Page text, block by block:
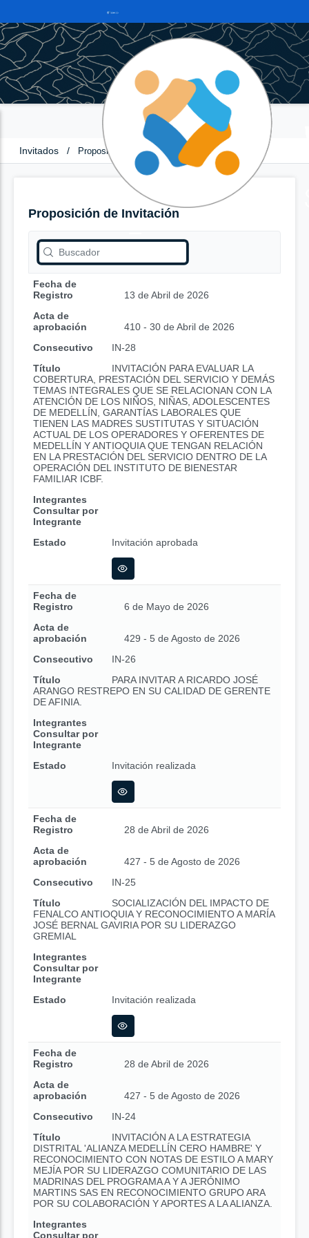
Invitados / Proposición de Invitación
Proposición de Invitación
Fecha de
Registro
13 de Abril de 2026
Acta de
aprobación
410 - 30 de Abril de 2026
Consecutivo
IN-28
Título
INVITACIÓN PARA EVALUAR LA
COBERTURA, PRESTACIÓN DEL SERVICIO Y DEMÁS
TEMAS INTEGRALES QUE SE RELACIONAN CON LA
ATENCIÓN DE LOS NIÑOS, NIÑAS, ADOLESCENTES
DE MEDELLÍN, GARANTÍAS LABORALES QUE
TIENEN LAS MADRES SUSTITUTAS Y SITUACIÓN
ACTUAL DE LOS OPERADORES Y OFERENTES DE
MEDELLÍN Y ANTIOQUIA QUE TENGAN RELACIÓN
EN LA PRESTACIÓN DEL SERVICIO DENTRO DE LA
OPERACIÓN DEL INSTITUTO DE BIENESTAR
FAMILIAR ICBF.
Integrantes
Consultar por
Integrante
Estado
Invitación aprobada
Fecha de
Registro
6 de Mayo de 2026
Acta de
aprobación
429 - 5 de Agosto de 2026
Consecutivo
IN-26
Título
PARA INVITAR A RICARDO JOSÉ
ARANGO RESTREPO EN SU CALIDAD DE GERENTE
DE AFINIA.
Integrantes
Consultar por
Integrante
Estado
Invitación realizada
Fecha de
Registro
28 de Abril de 2026
Acta de
aprobación
427 - 5 de Agosto de 2026
Consecutivo
IN-25
Título
SOCIALIZACIÓN DEL IMPACTO DE
FENALCO ANTIOQUIA Y RECONOCIMIENTO A MARÍA
JOSÉ BERNAL GAVIRIA POR SU LIDERAZGO
GREMIAL
Integrantes
Consultar por
Integrante
Estado
Invitación realizada
Fecha de
Registro
28 de Abril de 2026
Acta de
aprobación
427 - 5 de Agosto de 2026
Consecutivo
IN-24
Título
INVITACIÓN A LA ESTRATEGIA
DISTRITAL 'ALIANZA MEDELLÍN CERO HAMBRE' Y
RECONOCIMIENTO CON NOTAS DE ESTILO A MARY
MEJÍA POR SU LIDERAZGO COMUNITARIO DE LAS
MADRINAS DEL PROGRAMA A Y A JERÓNIMO
MARTINS SAS EN RECONOCIMIENTO GRUPO ARA
POR SU COLABORACIÓN Y APORTES A LA ALIANZA.
Integrantes
Consultar por